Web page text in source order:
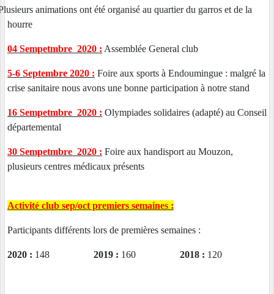
animations ont été organisé au quartier du garros et de la
hourre
04 Sempetmbre 2020 : Assemblée General club
5-6 Septembre 2020 : Foire aux sports à Endoumingue : malgré la
crise sanitaire nous avons une bonne participation à notre stand
16 Sempetmbre 2020 : Olympiades solidaires (adapté) au Conseil
départemental
30 Sempetmbre 2020 : Foire aux handisport au Mouzon,
plusieurs centres médicaux présents
Activité club sep/oct premiers semaines :
Participants différents lors de premières semaines :
2020 : 148 2019 : 160 2018 : 120